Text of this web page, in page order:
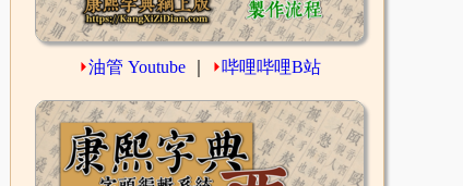
⏵油管 Youtube ⏵哔哩哔哩B站